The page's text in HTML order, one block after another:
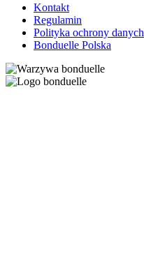
Kontakt
Regulamin
Polityka ochrony danych
Bonduelle Polska